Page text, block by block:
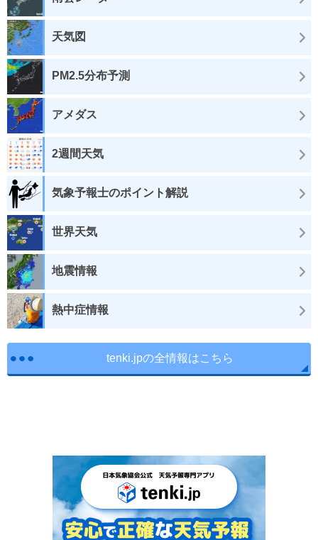
天気図
PM2.5分布予測
アメダス
2週間天気
気象予報士のポイント解説
世界天気
地震情報
熱中症情報
tenki.jpの全情報はこちら